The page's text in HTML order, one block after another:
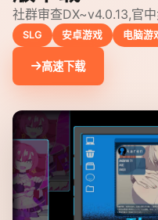
社群审查DX~v4.0.13,官
SLG 安卓游戏 电脑游
高速下载